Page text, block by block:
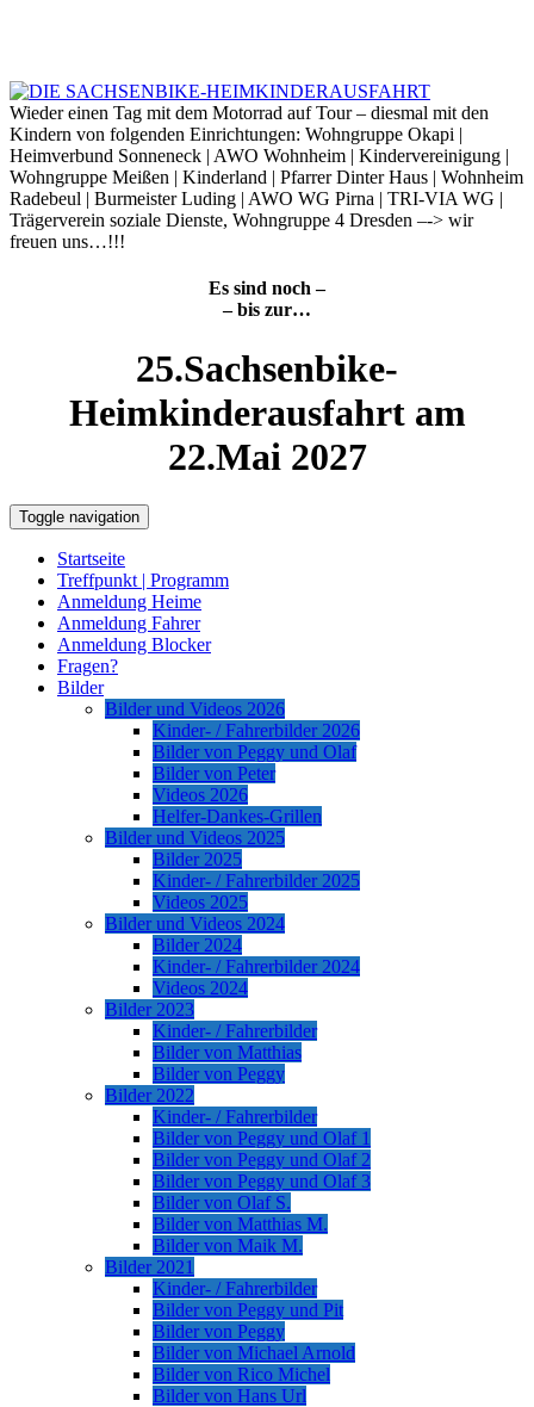
Wieder einen Tag mit dem Motorrad auf Tour – diesmal mit den
Kindern von folgenden Einrichtungen: Wohngruppe Okapi |
Heimverbund Sonneneck | AWO Wohnheim | Kindervereinigung |
Wohngruppe Meißen | Kinderland | Pfarrer Dinter Haus | Wohnheim
Radebeul | Burmeister Luding | AWO WG Pirna | TRI-VIA WG |
Trägerverein soziale Dienste, Wohngruppe 4 Dresden –-> wir
freuen uns…!!!
Es sind noch –
– bis zur…
25.Sachsenbike-
Heimkinderausfahrt am
22.Mai 2027
Toggle navigation
Startseite
Treffpunkt | Programm
Anmeldung Heime
Anmeldung Fahrer
Anmeldung Blocker
Fragen?
Bilder
Bilder und Videos 2026
Kinder- / Fahrerbilder 2026
Bilder von Peggy und Olaf
Bilder von Peter
Videos 2026
Helfer-Dankes-Grillen
Bilder und Videos 2025
Bilder 2025
Kinder- / Fahrerbilder 2025
Videos 2025
Bilder und Videos 2024
Bilder 2024
Kinder- / Fahrerbilder 2024
Videos 2024
Bilder 2023
Kinder- / Fahrerbilder
Bilder von Matthias
Bilder von Peggy
Bilder 2022
Kinder- / Fahrerbilder
Bilder von Peggy und Olaf 1
Bilder von Peggy und Olaf 2
Bilder von Peggy und Olaf 3
Bilder von Olaf S.
Bilder von Matthias M.
Bilder von Maik M.
Bilder 2021
Kinder- / Fahrerbilder
Bilder von Peggy und Pit
Bilder von Peggy
Bilder von Michael Arnold
Bilder von Rico Michel
Bilder von Hans Url